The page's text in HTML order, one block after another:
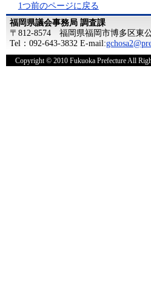
1つ前のページに戻る
福岡県議会事務局 調査課
〒812-8574 福岡県福岡市博多区東
Tel：092-643-3832 E-mail:
Copyright © 2010 Fukuoka Prefecture All